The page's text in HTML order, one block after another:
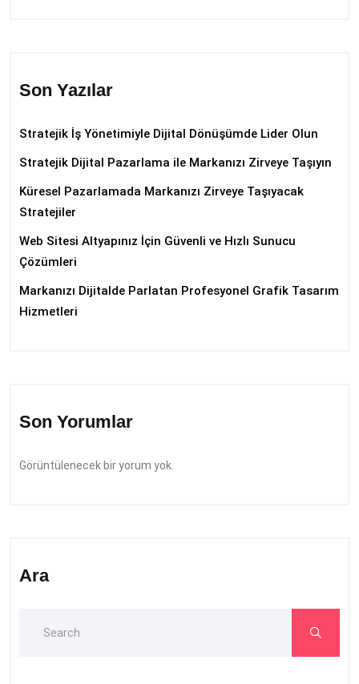
Son Yazılar
Stratejik İş Yönetimiyle Dijital Dönüşümde Lider Olun
Stratejik Dijital Pazarlama ile Markanızı Zirveye Taşıyın
Küresel Pazarlamada Markanızı Zirveye Taşıyacak
Stratejiler
Web Sitesi Altyapınız İçin Güvenli ve Hızlı Sunucu
Çözümleri
Markanızı Dijitalde Parlatan Profesyonel Grafik Tasarım
Hizmetleri
Son Yorumlar
Görüntülenecek bir yorum yok.
Ara